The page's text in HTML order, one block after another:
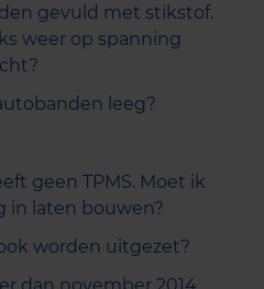
gevuld met stikstof.
weer op spanning
leeg?
geen TPMS. Moet ik
in laten bouwen?
worden uitgezet?